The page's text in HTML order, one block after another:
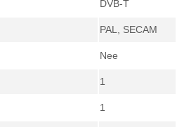
DVB-T
PAL, SECAM
Nee
1
1